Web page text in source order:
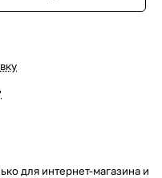
для интернет-магазина и